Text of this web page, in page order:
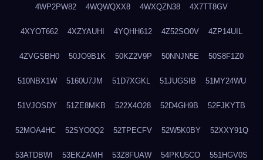
4WP2PW82 4WQWQXX8 4WXQZN38 4X7TT8GV
4XYOT662 4XZYAUHI 4YQHH612 4Z52SO0V 4ZP14UIL
4ZVGSBH0 50JO9B1K 50KZ2V9P 50NNJN5E 50S8F1Z0
510NBX1W 5160U7JM 51D7XGKL 51JUGSIB 51MY24WU
51VJOSDY 51ZE8MKB 522X4O28 52D4GH9B 52FJKYTB
52MOA4HC 52SYO0Q2 52TPECFV 52W5K0BY 52XXY91Q
53ATDBWI 53EKZAMH 53Z8FUAW 54PKU5CO 551HGV0S